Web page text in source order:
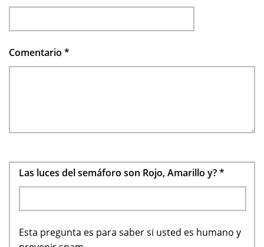
Comentario *
Las luces del semáforo son Rojo, Amarillo y?*
Esta pregunta es para saber si usted es humano y